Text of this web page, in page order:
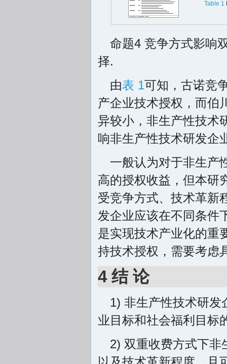
Table 1
命题4 竞争方式影响
择.
由表 1可知，古诺竞
产企业技术授权，而伯
异较小，非生产性技术
响非生产性技术研发企
一般认为对于非生产
高的授权收益，但本研
受竞争方式、技术革新
发企业应该在不同条件
是实现技术产业化的重
持技术授权，需要考虑
4 结 论
1) 非生产性技术研发
业目标和社会福利目标
2) 双重收费方式下非